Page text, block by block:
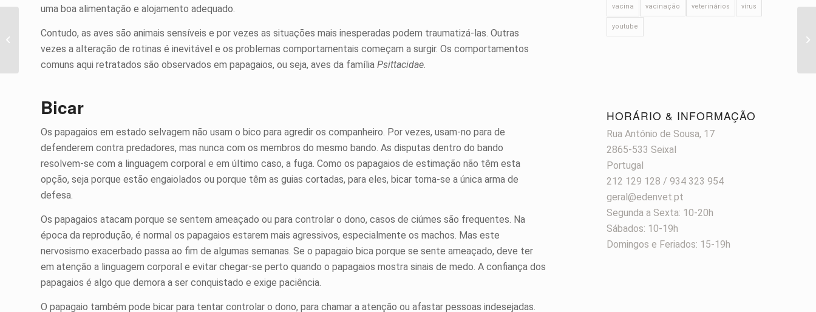
uma boa alimentação e alojamento adequado.
Contudo, as aves são animais sensíveis e por vezes as situações mais inesperadas podem traumatizá-las. Outras
vezes a alteração de rotinas é inevitável e os problemas comportamentais começam a surgir. Os comportamentos
comuns aqui retratados são observados em papagaios, ou seja, aves da família Psittacidae.
Bicar
Os papagaios em estado selvagem não usam o bico para agredir os companheiro. Por vezes, usam-no para de
defenderem contra predadores, mas nunca com os membros do mesmo bando. As disputas dentro do bando
resolvem-se com a linguagem corporal e em último caso, a fuga. Como os papagaios de estimação não têm esta
opção, seja porque estão engaiolados ou porque têm as guias cortadas, para eles, bicar torna-se a única arma de
defesa.
Os papagaios atacam porque se sentem ameaçado ou para controlar o dono, casos de ciúmes são frequentes. Na
época da reprodução, é normal os papagaios estarem mais agressivos, especialmente os machos. Mas este
nervosismo exacerbado passa ao fim de algumas semanas. Se o papagaio bica porque se sente ameaçado, deve ter
em atenção a linguagem corporal e evitar chegar-se perto quando o papagaios mostra sinais de medo. A confiança dos
papagaios é algo que demora a ser conquistado e exige paciência.
O papagaio também pode bicar para tentar controlar o dono, para chamar a atenção ou afastar pessoas indesejadas.
vacina vacinação veterinários vírus
youtube
HORÁRIO & INFORMAÇÃO
Rua António de Sousa, 17
2865-533 Seixal
Portugal
212 129 128 / 934 323 954
geral@edenvet.pt
Segunda a Sexta: 10-20h
Sábados: 10-19h
Domingos e Feriados: 15-19h
As múltiplas
expressões do Ouriço
mais fofo do Twitter